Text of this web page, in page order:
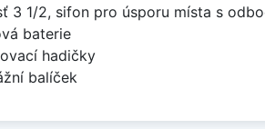
3 1/2, sifon pro úsporu místa s
baterie
hadičky
balíček